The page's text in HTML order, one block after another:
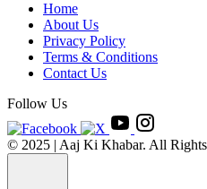
Home
About Us
Privacy Policy
Terms & Conditions
Contact Us
Follow Us
© 2025 | Aaj Ki Khabar. All Rights